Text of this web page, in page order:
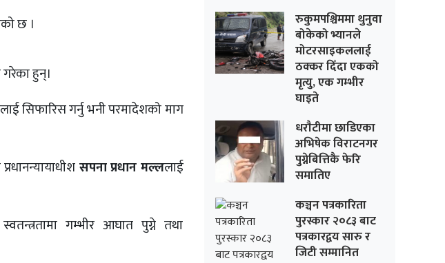
छ ।
गरेका हुन्।
सिफारिस गर्नु भनी परमादेशको माग
सपना प्रधान मल्ललाई
गम्भीर आघात पुग्ने तथा
रुकुमपश्चिममा थुनुवा
बोकेको भ्यानले
मोटरसाइकललाई
ठक्कर दिँदा एकको
मृत्यु, एक गम्भीर
घाइते
धराैटीमा छाडिएका
अभिषेक विराटनगर
पुग्नेबित्तिकै फेरि
समातिए
कञ्चन पत्रकारिता
पुरस्कार २०८३ बाट
पत्रकारद्वय सारु र
जिटी सम्मानित